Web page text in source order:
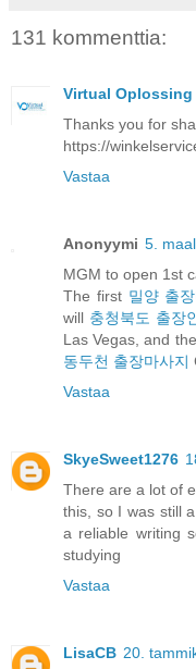
131 kommenttia:
Virtual Oplossing
Thanks you for
https://
Vastaa
Anonyymi 5.
MGM to open 1st
The first 밀양 출
will 충청북도 출장
Las Vegas, and
동두천 출장마사지
Vastaa
SkyeSweet1276
There are a lot of
this, so I was still
a reliable writing
studying
Vastaa
LisaCB 20.